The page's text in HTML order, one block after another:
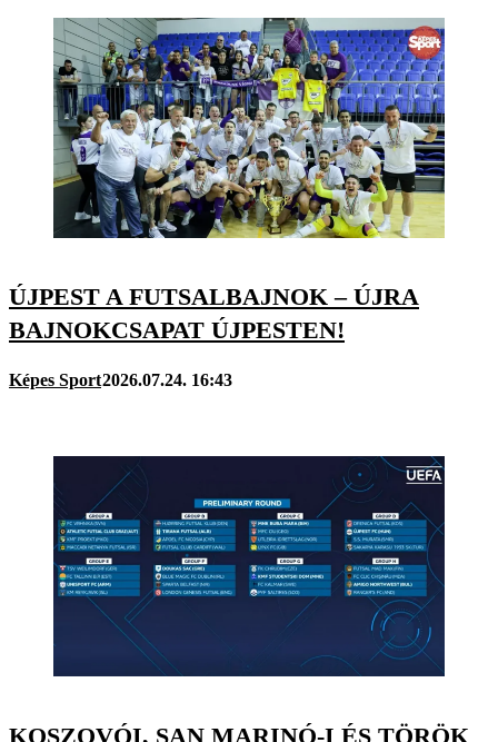
ÚJPEST A FUTSALBAJNOK – ÚJRA
BAJNOKCSAPAT ÚJPESTEN!
Képes Sport2026.07.24. 16:43
KOSZOVÓI, SAN MARINÓ-I ÉS TÖRÖK